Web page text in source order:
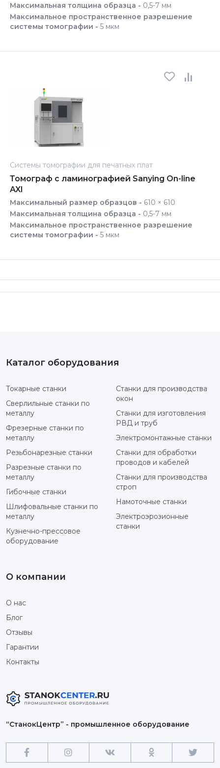
Максимальная толщина образца - 0,5-7 мм
Максимальное пространственное разрешение
системы томографии - 5 мкм
Системы томографии для печатных плат
Томограф с ламинографией Sanying On-line
AXI
Максимальный размер образцов - 610 × 610
Максимальная толщина образца - 0,5-7 мм
Максимальное пространственное разрешение
системы томографии - 5 мкм
Каталог оборудования
Токарные станки
Сверлильные станки по
металлу
Фрезерные станки по
металлу
Резьбонарезные станки
Разрезные станки по
металлу
Гибочные станки
Шлифовальные станки по
металлу
Кузнечно-прессовое
оборудование
Станки для производства
окон
Станки для изготовления
РВД и труб
Электромонтажные станки
Станки для обработки
проводов и кабелей
Станки для производства
строп
Намоточные станки
Электроэрозионные
станки
О компании
О нас
Блог
Отзывы
Гарантии
Контакты
“СтанокЦентр” - промышленное оборудование